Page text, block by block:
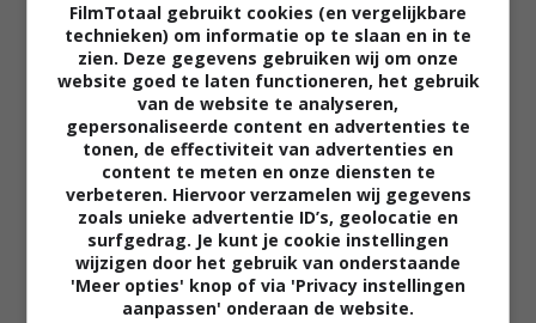
02:40
The Uprising
FilmTotaal gebruikt cookies (en vergelijkbare
technieken) om informatie op te slaan en in te
zien. Deze gegevens gebruiken wij om onze
website goed te laten functioneren, het gebruik
van de website te analyseren,
gepersonaliseerde content en advertenties te
tonen, de effectiviteit van advertenties en
content te meten en onze diensten te
verbeteren. Hiervoor verzamelen wij gegevens
zoals unieke advertentie ID’s, geolocatie en
surfgedrag. Je kunt je cookie instellingen
wijzigen door het gebruik van onderstaande
'Meer opties' knop of via 'Privacy instellingen
aanpassen' onderaan de website.